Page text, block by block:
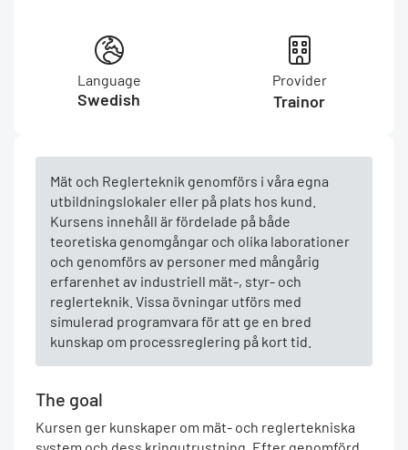
Mät och Reglerteknik genomförs i våra egna
utbildningslokaler eller på plats hos kund.
Kursens innehåll är fördelade på både
teoretiska genomgångar och olika laborationer
och genomförs av personer med mångårig
erfarenhet av industriell mät-, styr- och
reglerteknik. Vissa övningar utförs med
simulerad programvara för att ge en bred
kunskap om processreglering på kort tid.
The goal
Kursen ger kunskaper om mät- och reglertekniska
Language
Swedish
Provider
Trainor